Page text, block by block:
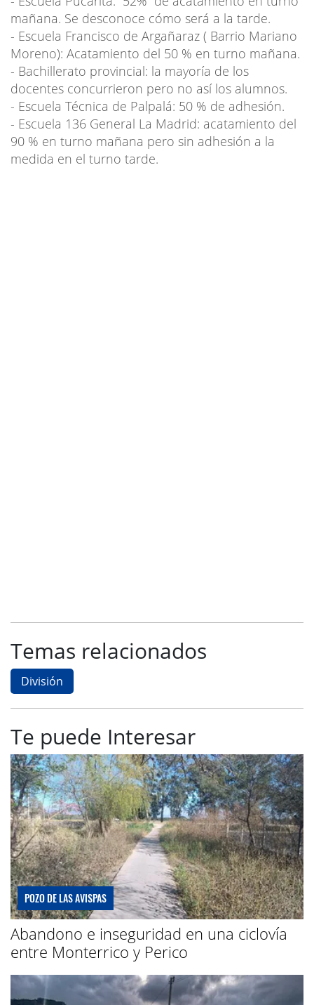
mañana. Se desconoce cómo será a la tarde.
- Escuela Francisco de Argañaraz ( Barrio Mariano
Moreno): Acatamiento del 50 % en turno mañana.
- Bachillerato provincial: la mayoría de los
docentes concurrieron pero no así los alumnos.
- Escuela Técnica de Palpalá: 50 % de adhesión.
- Escuela 136 General La Madrid: acatamiento del
90 % en turno mañana pero sin adhesión a la
medida en el turno tarde.
Temas relacionados
División
Te puede Interesar
POZO DE LAS AVISPAS
Abandono e inseguridad en una ciclovía
entre Monterrico y Perico